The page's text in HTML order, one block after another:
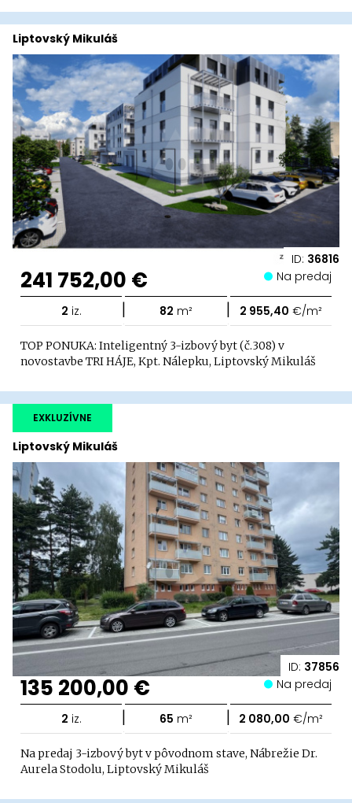
ID: 36816
Liptovský Mikuláš
241 752,00 € Na predaj
2 iz. | 82 m² | 2 955,40 €/m²
TOP PONUKA: Inteligentný 3-izbový byt (č.308) v
novostavbe TRI HÁJE, Kpt. Nálepku, Liptovský Mikuláš
ID: 37856
Liptovský Mikuláš
EXKLUZÍVNE
135 200,00 € Na predaj
2 iz. | 65 m² | 2 080,00 €/m²
Na predaj 3-izbový byt v pôvodnom stave, Nábrežie Dr.
Aurela Stodolu, Liptovský Mikuláš